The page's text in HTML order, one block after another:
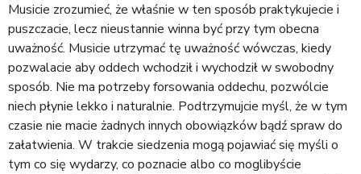
Musicie zrozumieć, że właśnie w ten sposób praktykujecie i
puszczacie, lecz nieustannie winna być przy tym obecna
uważność. Musicie utrzymać tę uważność wówczas, kiedy
pozwalacie aby oddech wchodził i wychodził w swobodny
sposób. Nie ma potrzeby forsowania oddechu, pozwólcie
niech płynie lekko i naturalnie. Podtrzymujcie myśl, że w tym
czasie nie macie żadnych innych obowiązków bądź spraw do
załatwienia. W trakcie siedzenia mogą pojawiać się myśli o
tym co się wydarzy, co poznacie albo co moglibyście